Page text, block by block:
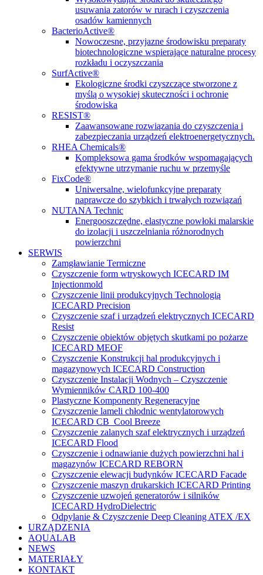
usuwania zatorów w rurach i czyszczenia
osadów kamiennych
BacterioActive®
Nowoczesne, przyjazne środowisku preparaty
biotechnologiczne wspierające naturalne procesy
rozkładu i oczyszczania
SurfActive®
Ekologiczne środki czyszczące stworzone z
myślą o wysokiej skuteczności i ochronie
środowiska
RESIST®
Zaawansowane rozwiązania do czyszczenia i
zabezpieczania urządzeń elektroenergetycznych.
RHEA Chemicals®
Kompleksowa gama środków wspomagających
efektywne utrzymanie ruchu w przemyśle
FixCode®
Uniwersalne, wielofunkcyjne preparaty
naprawcze do szybkich i trwałych rozwiązań
NUTANA Technic
Energooszczędne, elastyczne powłoki malarskie
do izolacji i uszczelniania różnorodnych
powierzchni
SERWIS
Zamgławianie Termiczne
Czyszczenie form wtryskowych ICECARD IM
Injectionmold
Czyszczenie linii produkcyjnych Technologią
ICECARD Precision
Czyszczenie szaf i urządzeń elektrycznych ICECARD
Resist
Czyszczenie obiektów objętych skutkami po pożarze
ICECARD MEOF
Czyszczenie Konstrukcji hal produkcyjnych i
magazynowych ICECARD Construction
Czyszczenie Instalacji Wodnych – Czyszczenie
Wymienników CARD 100-400
Plastyczne Komponenty Regeneracyjne
Czyszczenie lameli chłodnic wentylatorowych
ICECARD CB Cool Breeze
Czyszczenie zalanych szaf elektrycznych i urządzeń
ICECARD Flood
Czyszczenie i odnawianie dużych powierzchni hal i
magazynów ICECARD REBORN
Czyszczenie elewacji budynków ICECARD Facade
Czyszczenie maszyn drukarskich ICECARD Printing
Czyszczenie uzwojeń generatorów i silników
ICECARD HydroDielectric
Odpylanie & Czyszczenie Deep Cleaning ATEX /EX
URZĄDZENIA
AQUALAB
NEWS
MATERIAŁY
KONTAKT